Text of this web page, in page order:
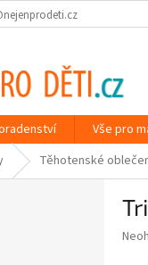
Vše pro
Těhotenské